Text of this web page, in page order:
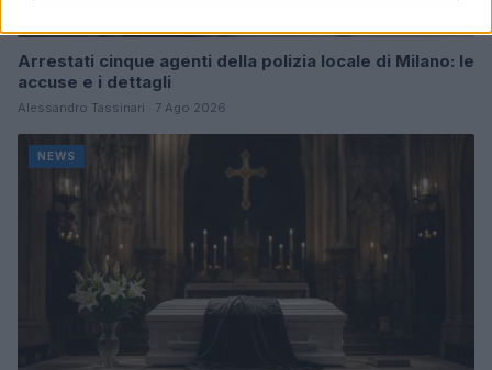
Arrestati cinque agenti della polizia locale di Milano: le
accuse e i dettagli
Alessandro Tassinari · 7 Ago 2026
NEWS